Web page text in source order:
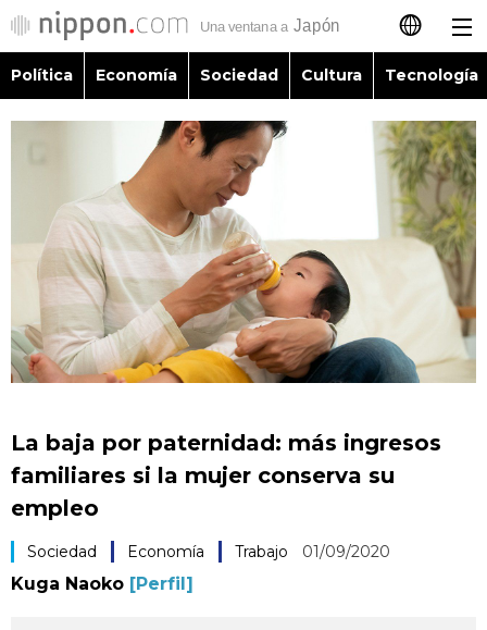
日本語
English
繁體字
Français
العربية
Política
Economía
Sociedad
Tecnología
Vida
Guía de Japón
Política Economía Sociedad Cultura Tecnología
La baja por paternidad: más ingresos
familiares si la mujer conserva su
empleo
Sociedad Economía Trabajo 01/09/2020
Kuga Naoko [Perfil]